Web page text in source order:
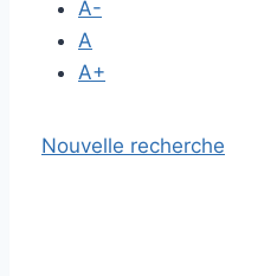
A-
A
A+
Nouvelle recherche